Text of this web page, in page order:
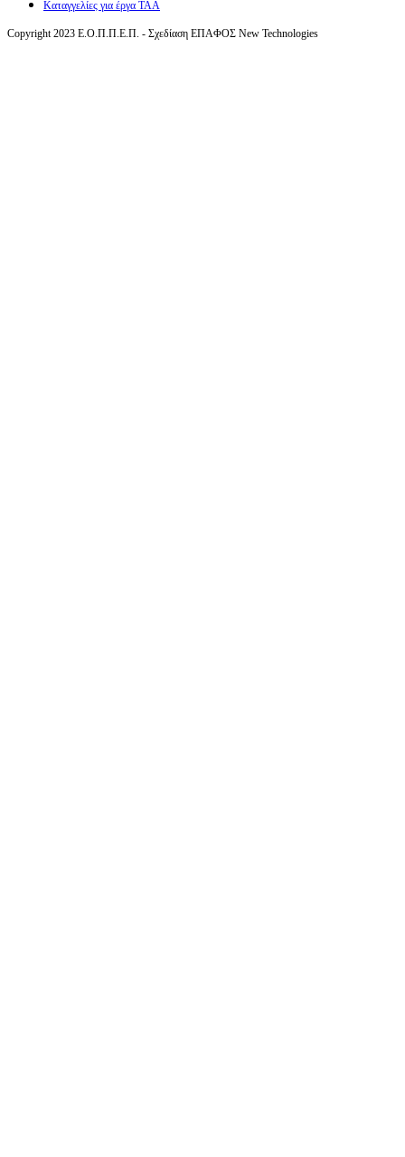
Καταγγελίες για έργα ΤΑΑ
Copyright 2023 Ε.Ο.Π.Π.Ε.Π. - Σχεδίαση ΕΠΑΦΟΣ New Technologies